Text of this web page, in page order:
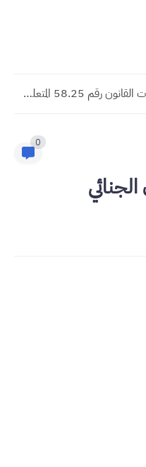
مسجدات جرائم الشيك في قانون المسطرة المدنية الجديد
0